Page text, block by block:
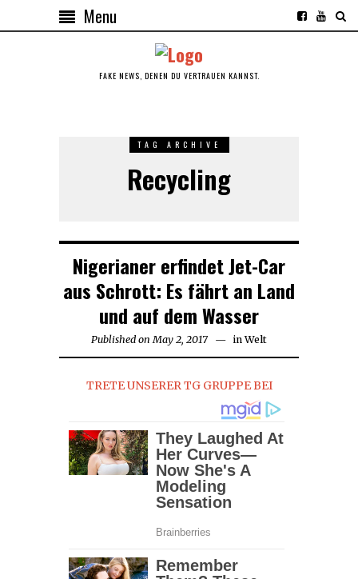
Menu
FAKE NEWS, DENEN DU VERTRAUEN KANNST.
TAG ARCHIVE
Recycling
Nigerianer erfindet Jet-Car
aus Schrott: Es fährt an Land
und auf dem Wasser
Published on May 2, 2017 in Welt
TRETE UNSERER TG GRUPPE BEI